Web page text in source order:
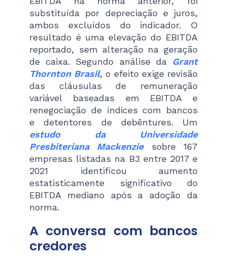
substituída por depreciação e juros,
ambos excluídos do indicador. O
resultado é uma elevação do EBITDA
reportado, sem alteração na geração
de caixa. Segundo análise da
Grant
Thornton Brasil, o efeito exige revisão
das cláusulas de remuneração
variável baseadas em EBITDA e
renegociação de índices com bancos
e detentores de debêntures. Um
estudo da Universidade
Presbiteriana Mackenziesobre 167
empresas listadas na B3 entre 2017 e
2021 identificou aumento
estatisticamente significativo do
EBITDA mediano após a adoção da
norma.
A conversa com bancos
credores